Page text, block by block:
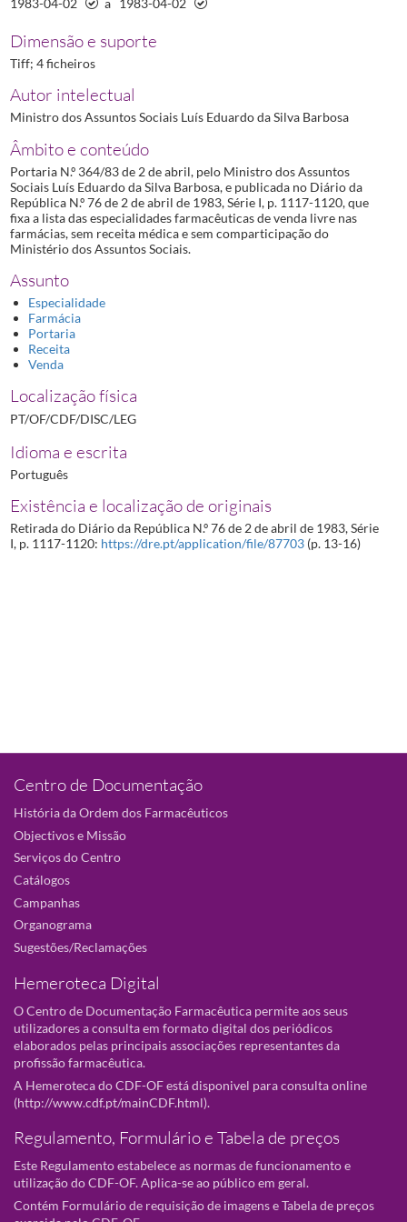
Dimensão e suporte
Tiff; 4 ficheiros
Autor intelectual
Ministro dos Assuntos Sociais Luís Eduardo da Silva Barbosa
Âmbito e conteúdo
Portaria N.º 364/83 de 2 de abril, pelo Ministro dos Assuntos
Sociais Luís Eduardo da Silva Barbosa, e publicada no Diário da
República N.º 76 de 2 de abril de 1983, Série I, p. 1117-1120, que
fixa a lista das especialidades farmacêuticas de venda livre nas
farmácias, sem receita médica e sem comparticipação do
Ministério dos Assuntos Sociais.
Assunto
Especialidade
Farmácia
Portaria
Receita
Venda
Localização física
PT/OF/CDF/DISC/LEG
Idioma e escrita
Português
Existência e localização de originais
Retirada do Diário da República N.º 76 de 2 de abril de 1983, Série
I, p. 1117-1120: https://dre.pt/application/file/87703(p. 13-16)
Centro de Documentação
História da Ordem dos Farmacêuticos
Objectivos e Missão
Serviços do Centro
Catálogos
Campanhas
Organograma
Sugestões/Reclamações
Hemeroteca Digital
O Centro de Documentação Farmacêutica permite aos seus
utilizadores a consulta em formato digital dos periódicos
elaborados pelas principais associações representantes da
profissão farmacêutica.
A Hemeroteca do CDF-OF está disponivel para consulta online
(http://www.cdf.pt/mainCDF.html).
Regulamento, Formulário e Tabela de preços
Este Regulamento estabelece as normas de funcionamento e
utilização do CDF-OF. Aplica-se ao público em geral.
Contém Formulário de requisição de imagens e Tabela de preços